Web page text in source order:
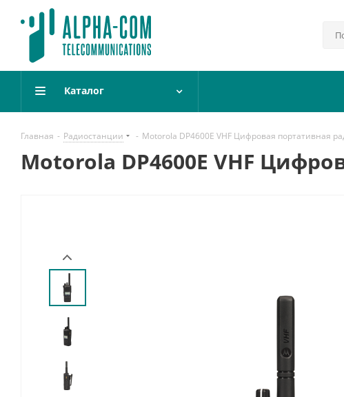
Каталог
Главная - Радиостанции - Motorola DP4600E VHF Цифровая портативная
Motorola DP4600E VHF